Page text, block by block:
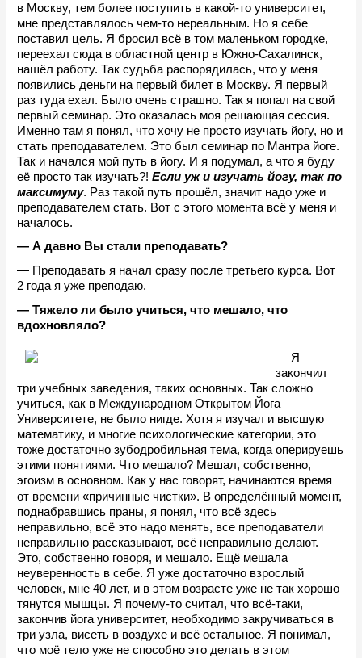
в Москву, тем более поступить в какой-то университет,
мне представлялось чем-то нереальным. Но я себе
поставил цель. Я бросил всё в том маленьком городке,
переехал сюда в областной центр в Южно-Сахалинск,
нашёл работу. Так судьба распорядилась, что у меня
появились деньги на первый билет в Москву. Я первый
раз туда ехал. Было очень страшно. Так я попал на свой
первый семинар. Это оказалась моя решающая сессия.
Именно там я понял, что хочу не просто изучать йогу, но и
стать преподавателем. Это был семинар по Мантра йоге.
Так и начался мой путь в йогу. И я подумал, а что я буду
её просто так изучать?! Если уж и изучать йогу, так по
максимуму. Раз такой путь прошёл, значит надо уже и
преподавателем стать. Вот с этого момента всё у меня и
началось.
— А давно Вы стали преподавать?
— Преподавать я начал сразу после третьего курса. Вот
2 года я уже преподаю.
— Тяжело ли было учиться, что мешало, что
вдохновляло?
— Я
закончил
три учебных заведения, таких основных. Так сложно
учиться, как в Международном Открытом Йога
Университете, не было нигде. Хотя я изучал и высшую
математику, и многие психологические категории, это
тоже достаточно зубодробильная тема, когда оперируешь
этими понятиями. Что мешало? Мешал, собственно,
эгоизм в основном. Как у нас говорят, начинаются время
от времени «причинные чистки». В определённый момент,
поднабравшись праны, я понял, что всё здесь
неправильно, всё это надо менять, все преподаватели
неправильно рассказывают, всё неправильно делают.
Это, собственно говоря, и мешало. Ещё мешала
неуверенность в себе. Я уже достаточно взрослый
человек, мне 40 лет, и в этом возрасте уже не так хорошо
тянутся мышцы. Я почему-то считал, что всё-таки,
закончив йога университет, необходимо закручиваться в
три узла, висеть в воздухе и всё остальное. Я понимал,
что моё тело уже не способно это делать в этом